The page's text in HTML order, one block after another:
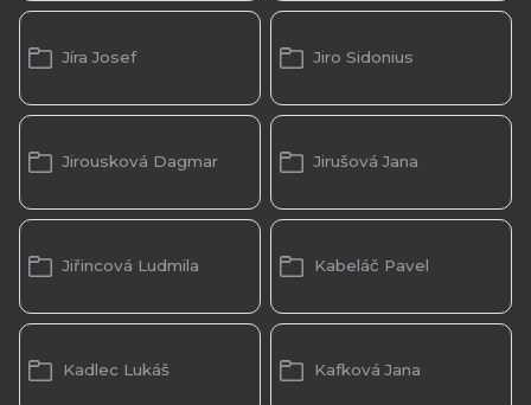
Jíra Josef Jiro Sidonius
Jirousková Dagmar Jirušová Jana
Jiřincová Ludmila Kabeláč Pavel
Kadlec Lukáš Kafková Jana